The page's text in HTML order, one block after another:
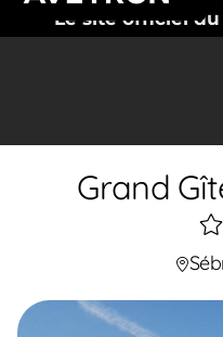
Le site officiel
Grand
3